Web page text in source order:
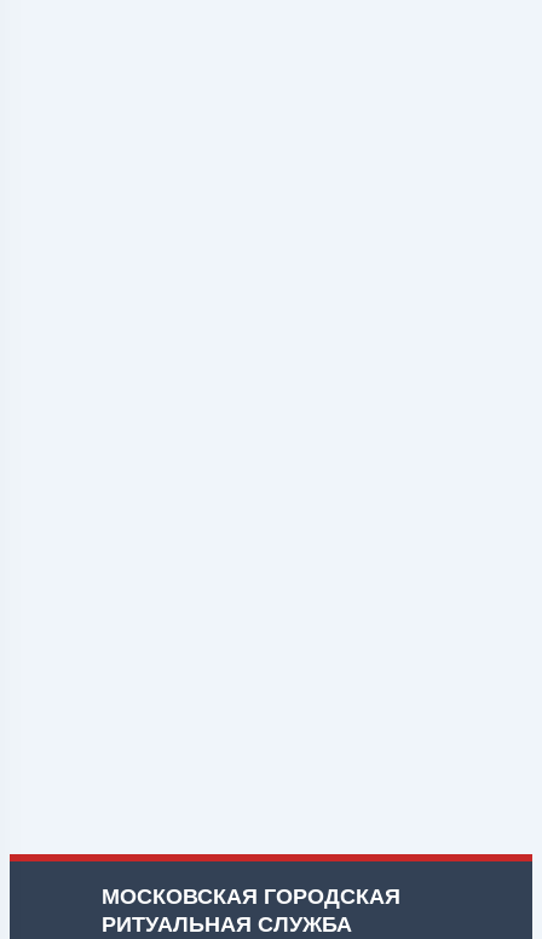
МОСКОВСКАЯ ГОРОДСКАЯ
РИТУАЛЬНАЯ СЛУЖБА